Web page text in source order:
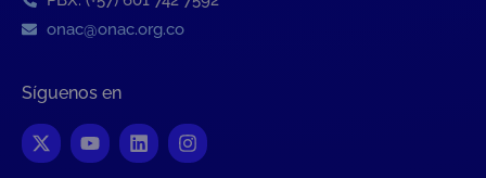
onac@onac.org.co
Síguenos en